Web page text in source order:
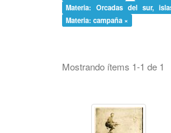
Materia: Orcadas del sur,
Materia: campaña ×
Mostrando ítems 1-1 de 1